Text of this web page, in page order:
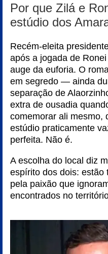
Por que Zilá e
estúdio dos
Recém-eleita
após a jogada de
auge da euforia. O
em segredo — ainda
separação de
extra de ousadia
comemorar ali mesmo,
estúdio praticamente
perfeita. Não é.
A escolha do local diz
espírito dos dois: estão
pela paixão que
encontrados no